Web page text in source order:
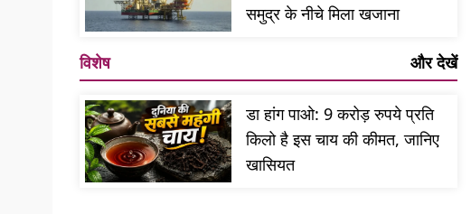
समुद्र के नीचे मिला खजाना
विशेष और देखें
डा हांग पाओ: 9 करोड़ रुपये प्रति
किलो है इस चाय की कीमत, जानिए
खासियत